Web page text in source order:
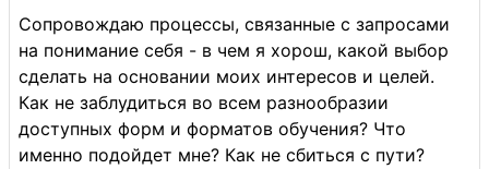
Сопровождаю процессы, связанные с запросами
на понимание себя - в чем я хорош, какой выбор
сделать на основании моих интересов и целей.
Как не заблудиться во всем разнообразии
доступных форм и форматов обучения? Что
именно подойдет мне? Как не сбиться с пути?